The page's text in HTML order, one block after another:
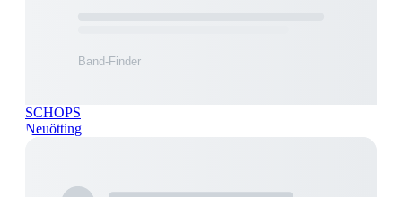
SCHOPS
Neuötting